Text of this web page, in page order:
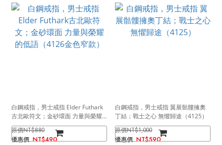
白鋼戒指，男士戒指 Elder Futhark
古北歐符文；金砂環面 力量與榮耀
的低語（4126金色窄款）
NT$880
NT$490
白鋼戒指，男士戒指 翼展骷髏擁奧
丁結；戰士之心 無懼歸途（4125）
NT$1,000
NT$590